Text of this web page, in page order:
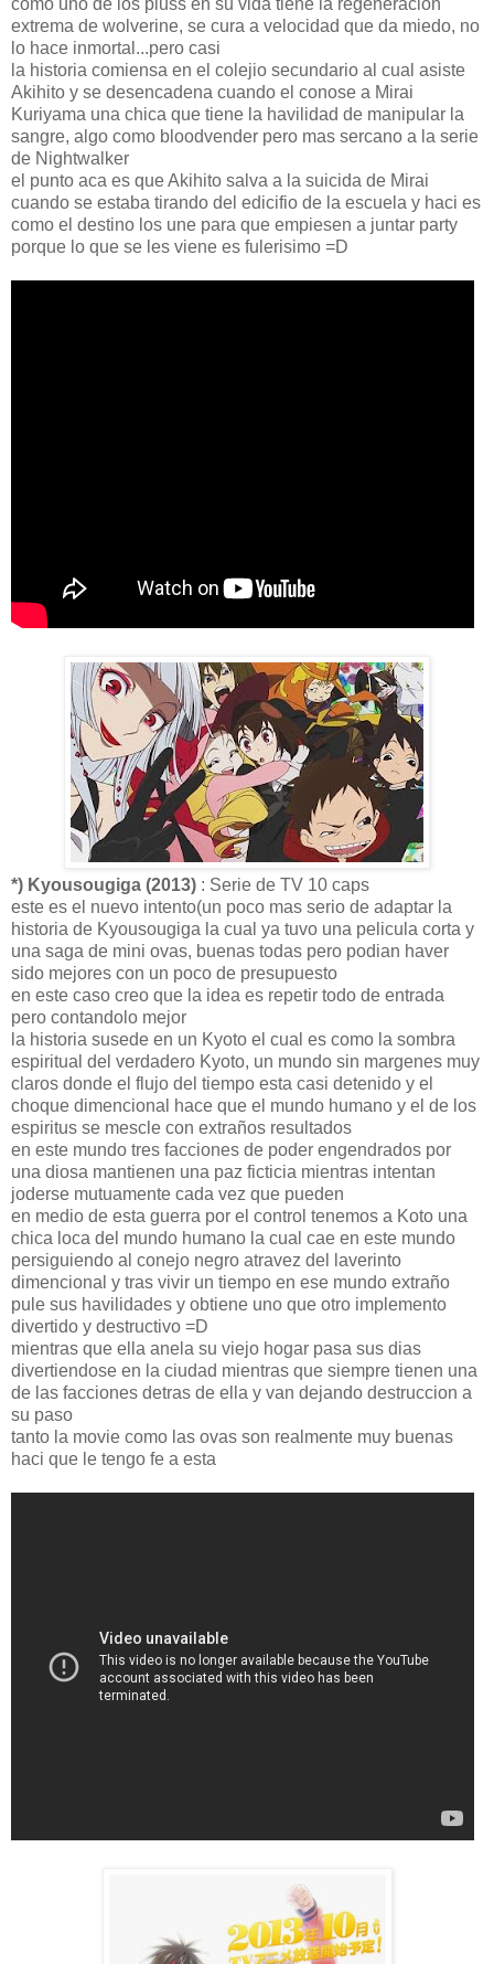
extrema de wolverine, se cura a velocidad que da miedo, no
lo hace inmortal...pero casi
la historia comiensa en el colejio secundario al cual asiste
Akihito y se desencadena cuando el conose a Mirai
Kuriyama una chica que tiene la havilidad de manipular la
sangre, algo como bloodvender pero mas sercano a la serie
de Nightwalker
el punto aca es que Akihito salva a la suicida de Mirai
cuando se estaba tirando del edicifio de la escuela y haci es
como el destino los une para que empiesen a juntar party
porque lo que se les viene es fulerisimo =D
*) Kyousougiga (2013) : Serie de TV 10 caps
este es el nuevo intento(un poco mas serio de adaptar la
historia de Kyousougiga la cual ya tuvo una pelicula corta y
una saga de mini ovas, buenas todas pero podian haver
sido mejores con un poco de presupuesto
en este caso creo que la idea es repetir todo de entrada
pero contandolo mejor
la historia susede en un Kyoto el cual es como la sombra
espiritual del verdadero Kyoto, un mundo sin margenes muy
claros donde el flujo del tiempo esta casi detenido y el
choque dimencional hace que el mundo humano y el de los
espiritus se mescle con extraños resultados
en este mundo tres facciones de poder engendrados por
una diosa mantienen una paz ficticia mientras intentan
joderse mutuamente cada vez que pueden
en medio de esta guerra por el control tenemos a Koto una
chica loca del mundo humano la cual cae en este mundo
persiguiendo al conejo negro atravez del laverinto
dimencional y tras vivir un tiempo en ese mundo extraño
pule sus havilidades y obtiene uno que otro implemento
divertido y destructivo =D
mientras que ella anela su viejo hogar pasa sus dias
divertiendose en la ciudad mientras que siempre tienen una
de las facciones detras de ella y van dejando destruccion a
su paso
tanto la movie como las ovas son realmente muy buenas
haci que le tengo fe a esta